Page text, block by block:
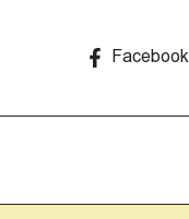
Facebook